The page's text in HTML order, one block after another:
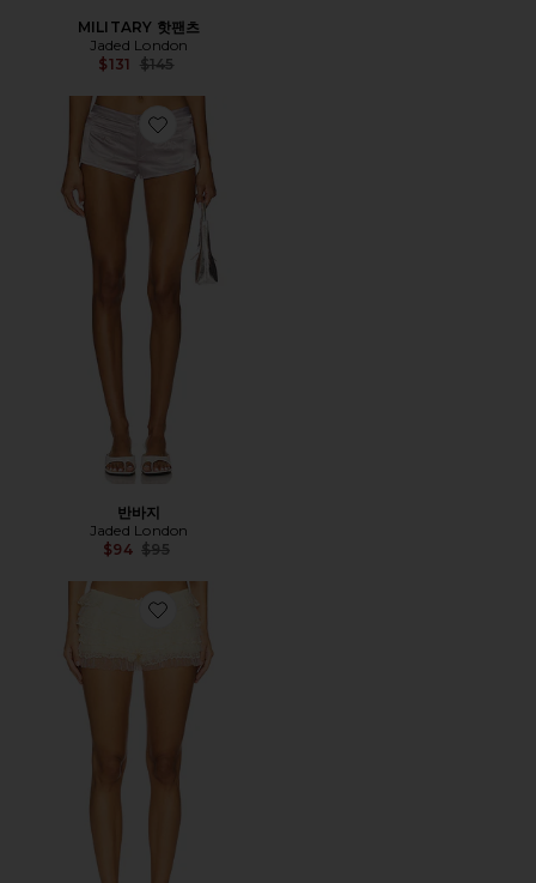
MILITARY 핫팬츠
Jaded London
$131 Previous price:
$145
Favorite 반바지
반바지
Jaded London
$94 Previous price:
$95
Favorite 블루머 반바지